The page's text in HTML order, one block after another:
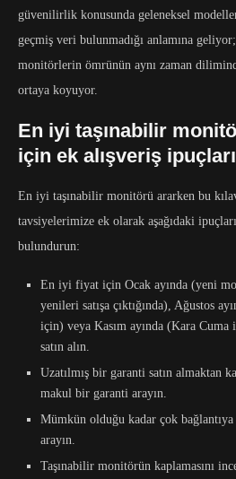
güvenilirlik konusunda geleneksel
geçmiş veri bulunmadığı anlamına
monitörlerin ömrünün aynı zaman
ortaya koyuyor.
En iyi taşınabilir
için ek alışveriş ipuçları
En iyi taşınabilir monitörü ararken bu
tavsiyelerimize ek olarak aşağıdaki
bulundurun:
En iyi fiyat için Ocak ayında (yeni
yenileri satışa çıktığında), Ağustos
için) veya Kasım ayında (Kara
satın alın.
Uzatılmış bir garanti satın almaktan
makul bir garanti arayın.
Mümkün olduğu kadar çok
arayın.
Taşınabilir monitörün kaplamasını